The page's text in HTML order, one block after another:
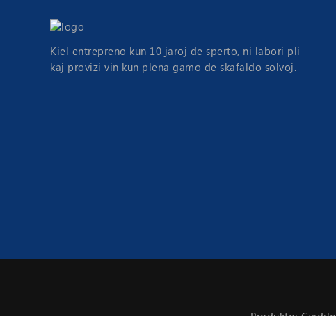
Kiel entrepreno kun 10 jaroj de sperto, ni labori pli
kaj provizi vin kun plena gamo de skafaldo solvoj.